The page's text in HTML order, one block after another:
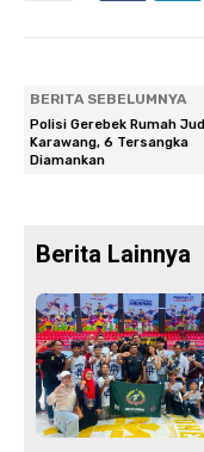
BERITA SEBELUMNYA
Polisi Gerebek Rumah
Karawang, 6 Tersangka
Diamankan
Berita Lainnya